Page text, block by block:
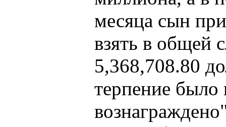
месяца сын
взять в общей
5,368,708.80
терпение было